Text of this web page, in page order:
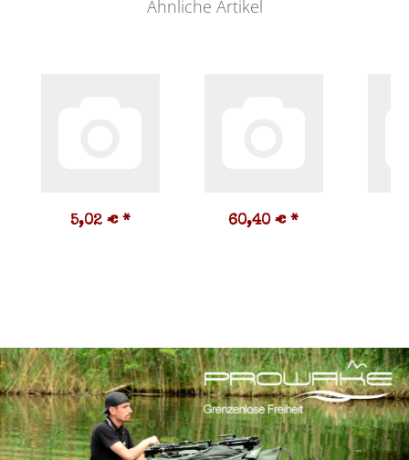
Ähnliche Artikel
5,02 € * 60,40 € *